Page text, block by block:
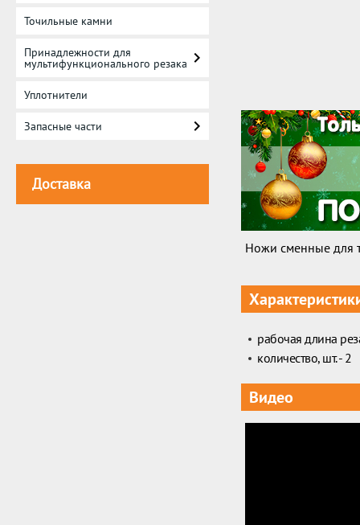
Точильные камни
Принадлежности для
мультифункционального резака
Уплотнители
Запасные части
Доставка
Ножи сменные для
рабочая длина
количество, шт. - 2
Видео